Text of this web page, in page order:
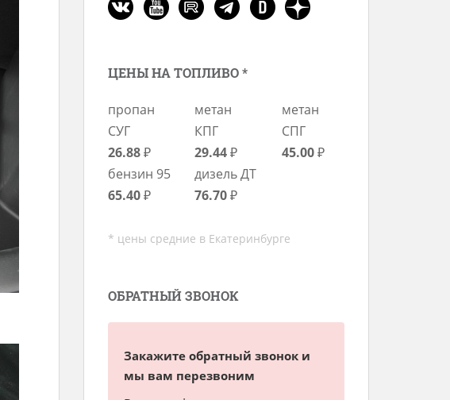
ЦЕНЫ НА ТОПЛИВО *
пропан
СУГ
26.88₽
метан
КПГ
29.44₽
метан
СПГ
45.00₽
бензин 95
65.40₽
дизель ДТ
76.70₽
* цены средние в Екатеринбурге
ОБРАТНЫЙ ЗВОНОК
Закажите обратный звонок и
мы вам перезвоним